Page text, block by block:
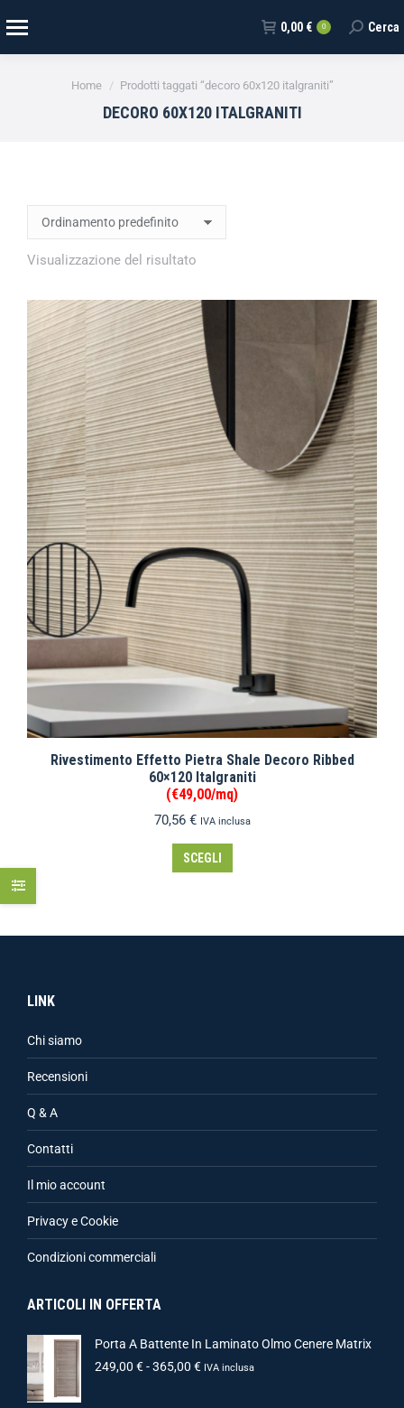
0,00 € 0 Cerca
Tu sei qui:
Home Prodotti taggati “decoro 60x120 italgraniti”
DECORO 60X120 ITALGRANITI
Visualizzazione del risultato
Rivestimento Effetto Pietra Shale Decoro Ribbed
60×120 Italgraniti
(€49,00/mq)
70,56 € IVA inclusa
SCEGLI
LINK
Chi siamo
Recensioni
Q & A
Contatti
Il mio account
Privacy e Cookie
Condizioni commerciali
ARTICOLI IN OFFERTA
Porta A Battente In Laminato Olmo Cenere Matrix
249,00 €-365,00 € IVA inclusa